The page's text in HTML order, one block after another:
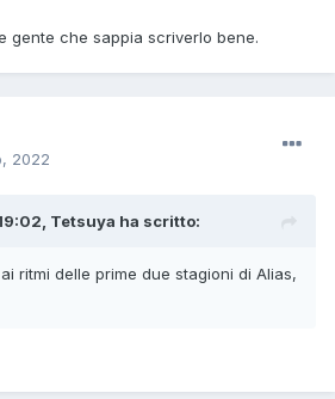
gente che sappia scriverlo bene.
2022
Tetsuya ha scritto:
ritmi delle prime due stagioni di Alias,